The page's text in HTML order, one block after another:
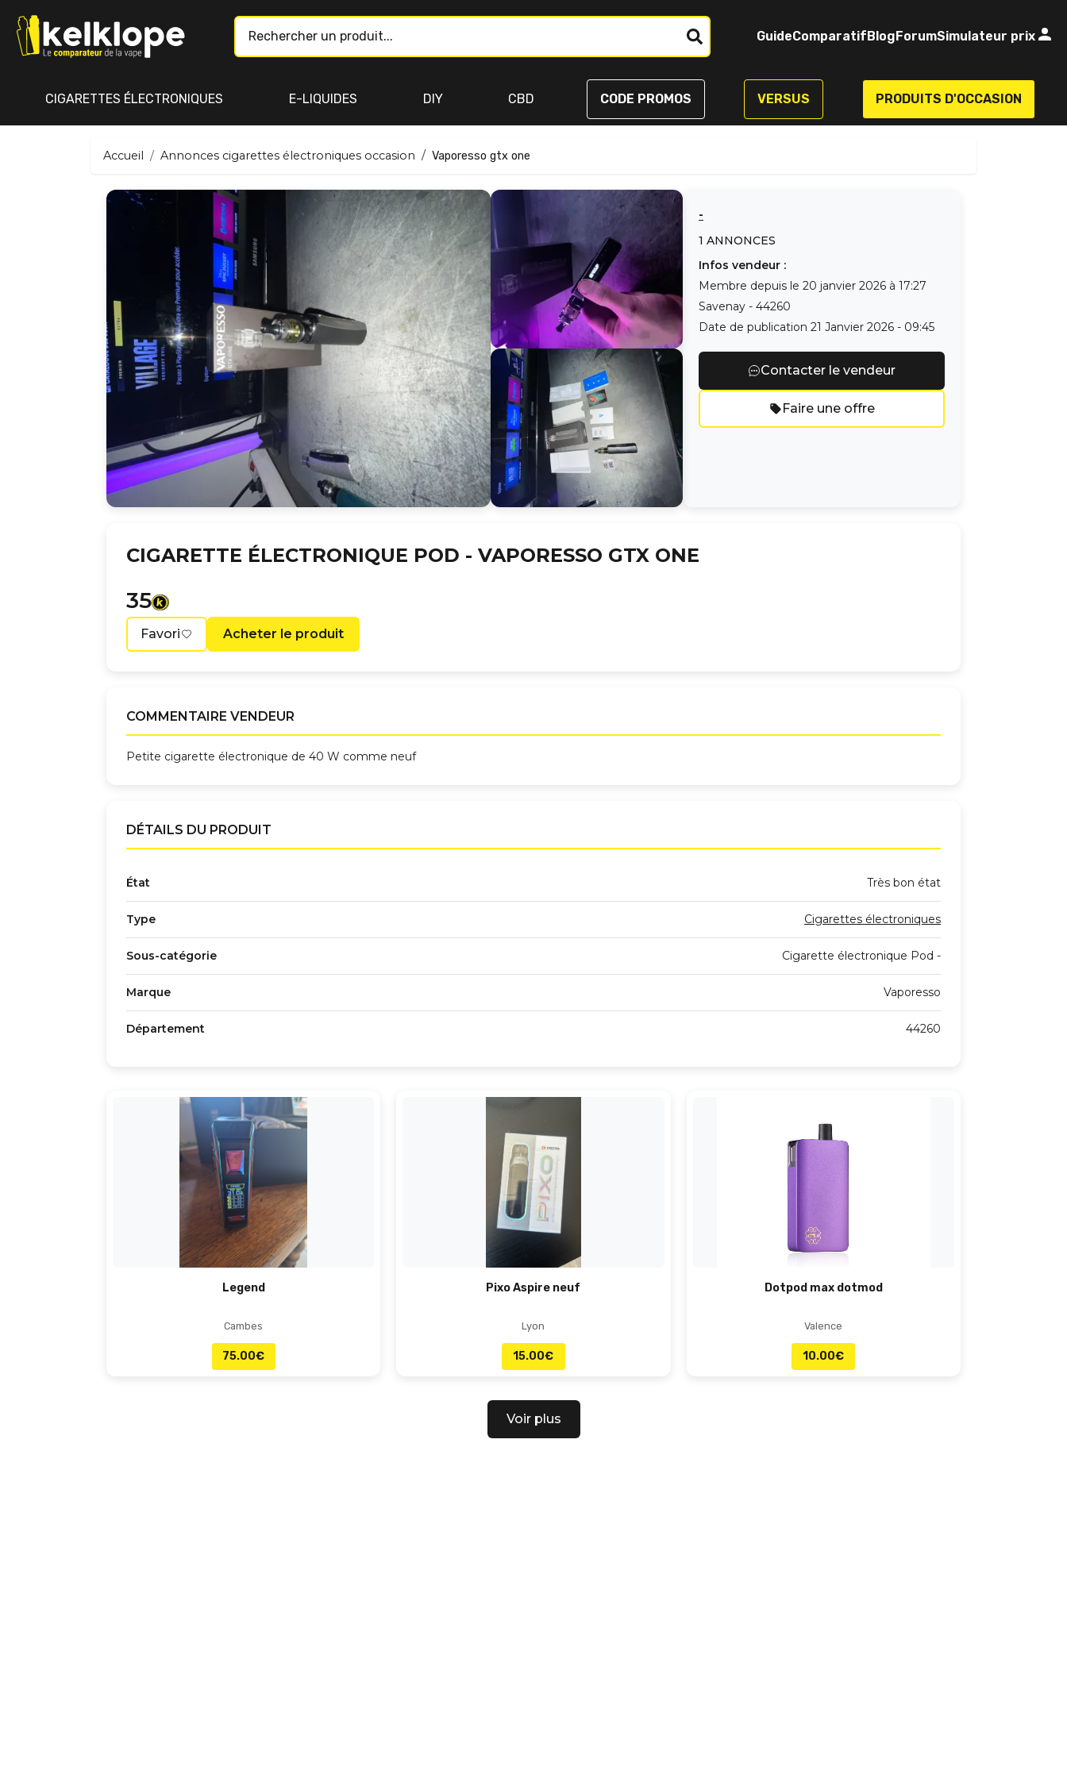
GuideComparatifBlogForumSimulateur prix
CIGARETTES ÉLECTRONIQUES E-LIQUIDES DIY CBD CODE PROMOS VERSUS PRODUITS D'OCCASION
Accueil Annonces cigarettes électroniques occasion Vaporesso gtx one
-
1 ANNONCES
Infos vendeur :
Membre depuis le 20 janvier 2026 à 17:27
Savenay - 44260
Date de publication 21 Janvier 2026 - 09:45
Contacter le vendeur
Faire une offre
CIGARETTE ÉLECTRONIQUE POD - VAPORESSO GTX ONE
35
Favori Acheter le produit
COMMENTAIRE VENDEUR
Petite cigarette électronique de 40 W comme neuf
DÉTAILS DU PRODUIT
État Très bon état
Type Cigarettes électroniques
Sous-catégorie Cigarette électronique Pod -
Marque Vaporesso
Département 44260
Legend
Cambes
75.00€
Pixo Aspire neuf
Lyon
15.00€
Dotpod max dotmod
Valence
10.00€
Voir plus